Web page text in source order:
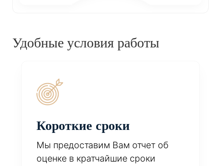
Удобные условия работы
Короткие сроки
Мы предоставим Вам отчет об
оценке в кратчайшие сроки